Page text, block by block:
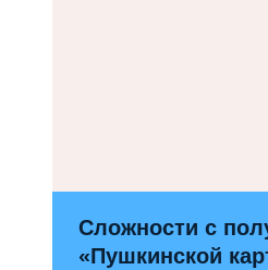
Сложности с
«Пушкинской